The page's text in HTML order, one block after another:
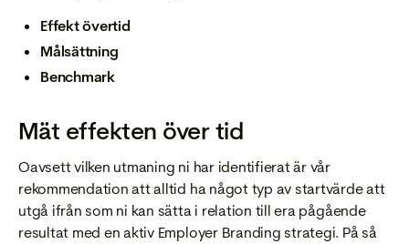
Effekt övertid
Målsättning
Benchmark
Mät effekten över tid
Oavsett vilken utmaning ni har identifierat är vår
rekommendation att alltid ha något typ av startvärde att
utgå ifrån som ni kan sätta i relation till era pågående
resultat med en aktiv Employer Branding strategi. På så